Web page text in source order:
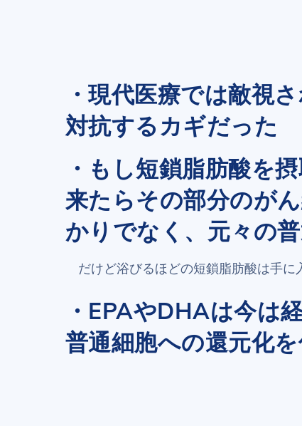
・現代医療では敵視
対抗するカギだった
・もし短鎖脂肪酸を
来たらその部分のが
かりでなく、元々の
だけど浴びるほどの短鎖脂肪酸は手に
・EPAやDHAは今は
普通細胞への還元化